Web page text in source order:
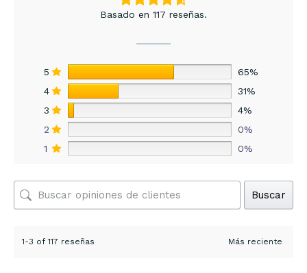
Basado en 117 reseñas.
5
65%
4
31%
3
4%
2
0%
1
0%
Buscar
1-3 of 117 reseñas